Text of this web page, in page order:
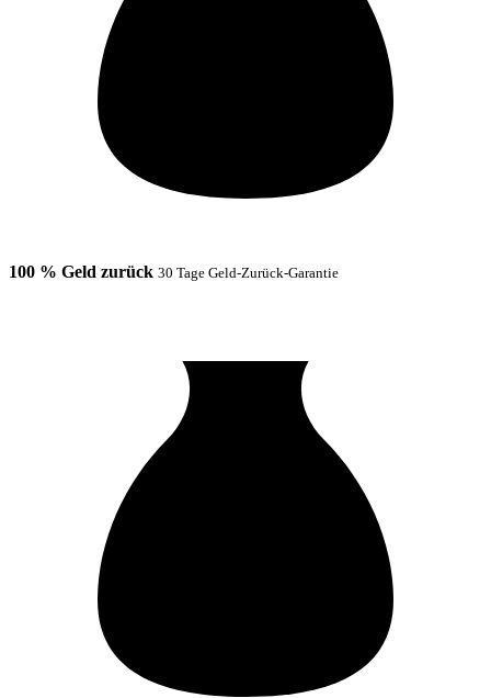
100 % Geld zurück 30 Tage Geld-Zurück-Garantie